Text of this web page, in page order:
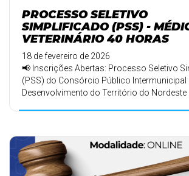
PROCESSO SELETIVO
SIMPLIFICADO (PSS) -
VETERINÁRIO 40 HORAS
18 de fevereiro de 2026
📢 Inscrições Abertas: Processo Seletivo
(PSS) do Consórcio Público Intermunicipal
Desenvolvimento do Território do Nordeste